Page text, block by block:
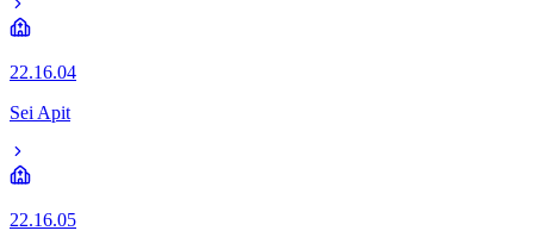
22.16.04
Sei Apit
22.16.05